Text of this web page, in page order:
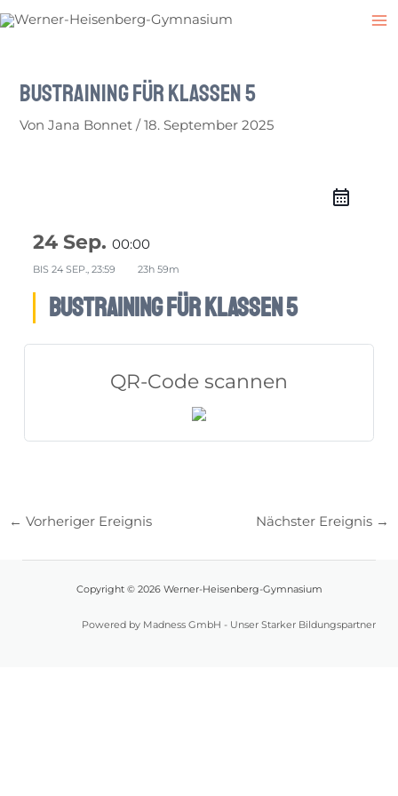
Inhalt
Bustraining für Klassen 5
VonJana Bonnet/18. September 2025
24 Sep.00:00
BIS24 SEP., 23:59 23h 59m
Bustraining für Klassen 5
QR-Code scannen
navigation
← Vorheriger Ereignis Nächster Ereignis →
Copyright © 2026 Werner-Heisenberg-Gymnasium
Powered by Madness GmbH - Unser Starker Bildungspartner